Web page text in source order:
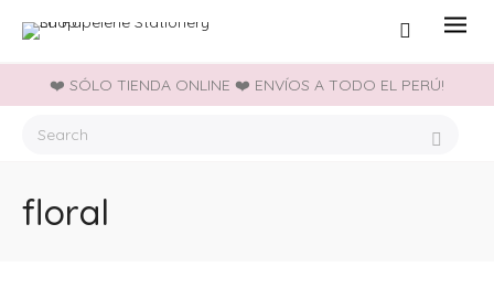
❤️ SÓLO TIENDA ONLINE ❤️ ENVÍOS A TODO EL PERÚ!
floral